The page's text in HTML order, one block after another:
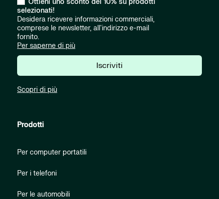
selezionati!
Desidera ricevere informazioni commerciali,
comprese le newsletter, all'indirizzo e-mail
fornito.
Per saperne di più
Iscriviti
Scopri di più
Prodotti
Per computer portatili
Per i telefoni
Per le automobili